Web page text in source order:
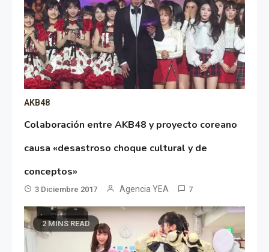
AKB48
Colaboración entre AKB48 y proyecto coreano
causa «desastroso choque cultural y de
conceptos»
3 Diciembre 2017 Agencia YEA 7
2 MINS READ